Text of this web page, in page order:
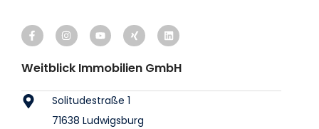
Weitblick Immobilien GmbH
Solitudestraße 1
71638 Ludwigsburg